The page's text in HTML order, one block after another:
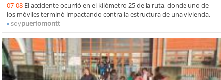
07-08 El accidente ocurrió en el kilómetro 25 de la ruta, donde uno de
los móviles terminó impactando contra la estructura de una vivienda.
soypuertomontt